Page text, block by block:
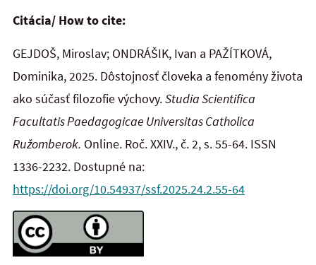
Citácia/ How to cite:
GEJDOŠ, Miroslav; ONDRÁŠIK, Ivan a PAŽÍTKOVÁ,
Dominika, 2025. Dôstojnosť človeka a fenomény života
ako súčasť filozofie výchovy.Studia Scientifica
Facultatis Paedagogicae Universitas Catholica
Ružomberok. Online. Roč. XXIV., č. 2, s. 55-64. ISSN
1336-2232. Dostupné na:
https://doi.org/10.54937/ssf.2025.24.2.55-64